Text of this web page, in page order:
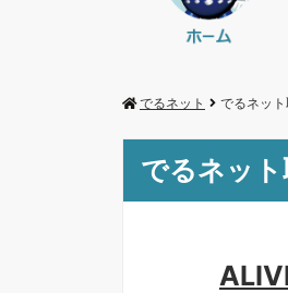
でるネット でるネッ
でるネッ